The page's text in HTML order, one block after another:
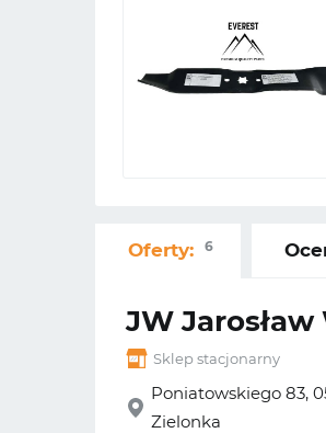
Oferty: 6
JW
Sklep stacjonarny
Poniatowskiego 83,
Zielonka